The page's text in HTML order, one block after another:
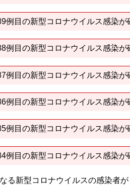
例目の新型コロナウイルス感染が
例目の新型コロナウイルス感染が
例目の新型コロナウイルス感染が
例目の新型コロナウイルス感染が
例目の新型コロナウイルス感染が
例目の新型コロナウイルス感染が
る新型コロナウイルスの感染者が